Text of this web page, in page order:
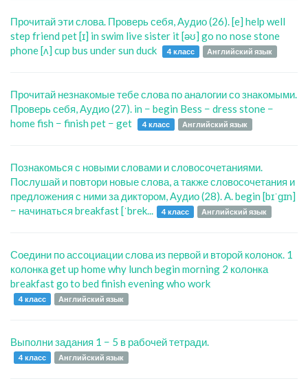
Прочитай эти слова. Проверь себя, Аудио (26). [e] help well
step friend pet [ɪ] in swim live sister it [əʊ] go no nose stone
phone [ʌ] cup bus under sun duck
4 класс Английский язык
Прочитай незнакомые тебе слова по аналогии со знакомыми.
Проверь себя, Аудио (27). in − begin Bess − dress stone −
home fish − finish pet − get
4 класс Английский язык
Познакомься с новыми словами и словосочетаниями.
Послушай и повтори новые слова, а также словосочетания и
предложения с ними за диктором, Аудио (28). А. begin [bɪˈɡɪn]
− начинаться breakfast [ˈbrek...
4 класс Английский язык
Соедини по ассоциации слова из первой и второй колонок. 1
колонка get up home why lunch begin morning 2 колонка
breakfast gо to bed finish evening who work
4 класс Английский язык
Выполни задания 1 − 5 в рабочей тетради.
4 класс Английский язык